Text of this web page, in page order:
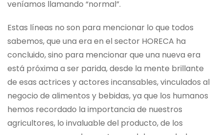
veníamos llamando “normal”.
Estas líneas no son para mencionar lo que todos
sabemos, que una era en el sector HORECA ha
concluido, sino para mencionar que una nueva era
está próxima a ser parida, desde la mente brillante
de esas actrices y actores incansables, vinculados al
negocio de alimentos y bebidas, ya que los humanos
hemos recordado la importancia de nuestros
agricultores, lo invaluable del producto, de los